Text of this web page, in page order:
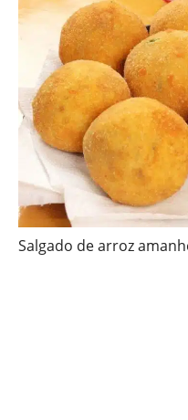
Salgado de arroz